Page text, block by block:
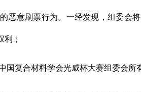
恶意刷票行为。一经发现，组委会
；
国复合材料学会光威杯大赛组委会所